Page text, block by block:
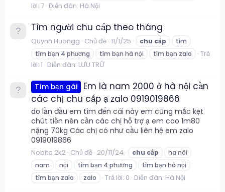
lời: 7 Diễn đàn: Hà Nội
Tìm người chu cấp theo tháng
Quynh Huongg Chủ đề 11/1/25 chu cấp
tìm
tìm bạn 4 phương
tìm bạn hà nội tìm bạn zalo
Trả
lời: 1 Diễn đàn: LƯU TRỮ
Tìm bạn gái
Em là nam 2000 ở hà nội cần
các chị chu cấp ạ zalo 0919019866
do lần đầu em tìm đến cái này em cũng mắc kẹt
chút tiền nên cần các chị hỗ trợ ạ em cao 1m80
nặng 70kg Các chị có như cầu liên hệ em zalo
0919019866
Nobita 2k2 Chủ đề 20/11/24 chu cấp
ha nôi
nam
nội tìm bạn 4 phương
tìm bạn hà nội
tìm bạn zalo
zalo Trả lời: 0 Diễn đàn: Hà Nội